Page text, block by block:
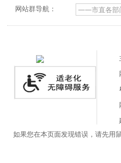
网站群导航：
如果您在本页面发现错误，请先用